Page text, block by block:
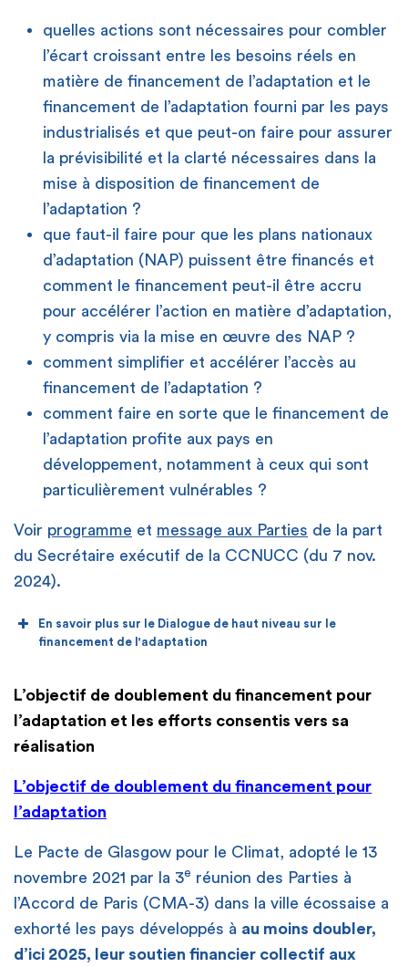
quelles actions sont nécessaires pour combler
l’écart croissant entre les besoins réels en
matière de financement de l’adaptation et le
financement de l’adaptation fourni par les pays
industrialisés et que peut-on faire pour assurer
la prévisibilité et la clarté nécessaires dans la
mise à disposition de financement de
l’adaptation ?
que faut-il faire pour que les plans nationaux
d’adaptation (NAP) puissent être financés et
comment le financement peut-il être accru
pour accélérer l’action en matière d’adaptation,
y compris via la mise en œuvre des NAP ?
comment simplifier et accélérer l’accès au
financement de l’adaptation ?
comment faire en sorte que le financement de
l’adaptation profite aux pays en
développement, notamment à ceux qui sont
particulièrement vulnérables ?
Voir programme et message aux Parties de la part
du Secrétaire exécutif de la CCNUCC (du 7 nov.
2024).
En savoir plus sur le Dialogue de haut niveau sur le
financement de l'adaptation
L’objectif de doublement du financement pour
l’adaptation et les efforts consentis vers sa
réalisation
L’objectif de doublement du financement pour
l’adaptation
Le Pacte de Glasgow pour le Climat, adopté le 13
novembre 2021 par la 3e réunion des Parties à
l’Accord de Paris (CMA-3) dans la ville écossaise a
exhorté les pays développés à au moins doubler,
d’ici 2025, leur soutien financier collectif aux